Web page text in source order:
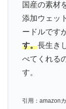
国産の素材
添加ウェッ
ードルです
す。長生き
べてくれる
す。
引用：amazon